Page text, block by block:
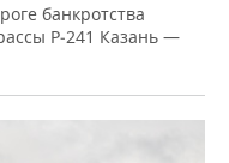
банкротства
Р‑241 Казань —